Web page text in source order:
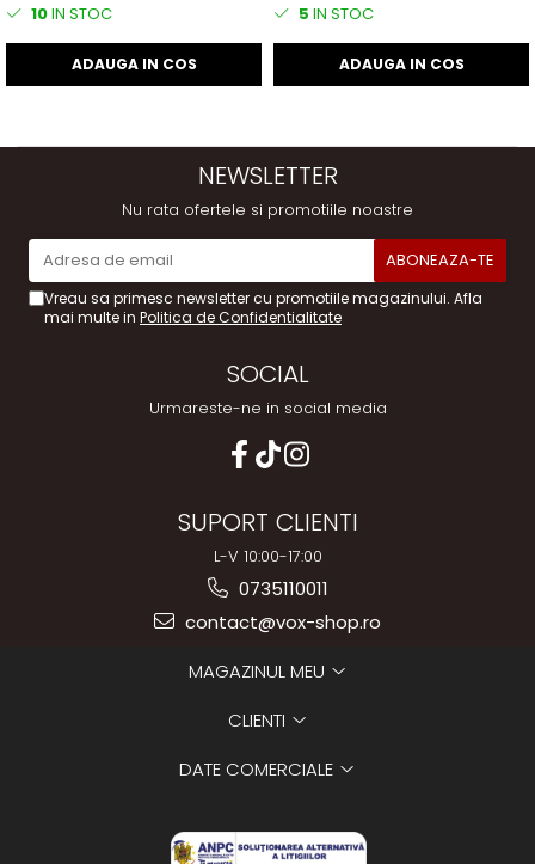
10IN STOC
ADAUGA IN COS
5 IN STOC
ADAUGA IN COS
NEWSLETTER
Nu rata ofertele si promotiile noastre
Vreau sa primesc newsletter cu promotiile magazinului. Afla
mai multe in Politica de Confidentialitate
SOCIAL
Urmareste-ne in social media
SUPORT CLIENTI
L-V 10:00-17:00
0735110011
contact@vox-shop.ro
MAGAZINUL MEU
CLIENTI
DATE COMERCIALE